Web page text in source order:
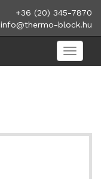
+36 (20) 345-7870
info@thermo-block.hu